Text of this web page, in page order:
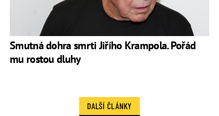
Smutná dohra smrti Jiřího Krampola. Pořád
mu rostou dluhy
DALŠÍ ČLÁNKY